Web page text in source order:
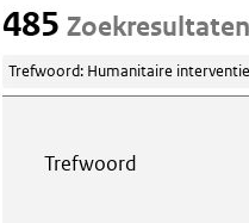
485 Zoekresultaten
Trefwoord: Humanitaire
Trefwoord